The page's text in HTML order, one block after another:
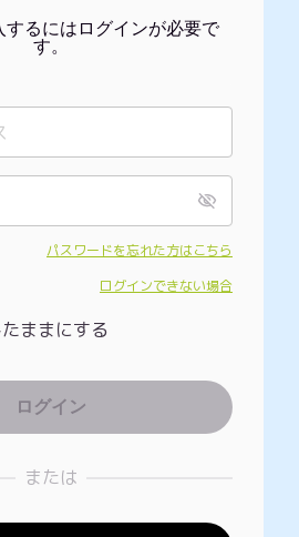
するにはログインが必要で
す。
パスワードを忘れた方はこちら
ログインできない場合
ままにする
または